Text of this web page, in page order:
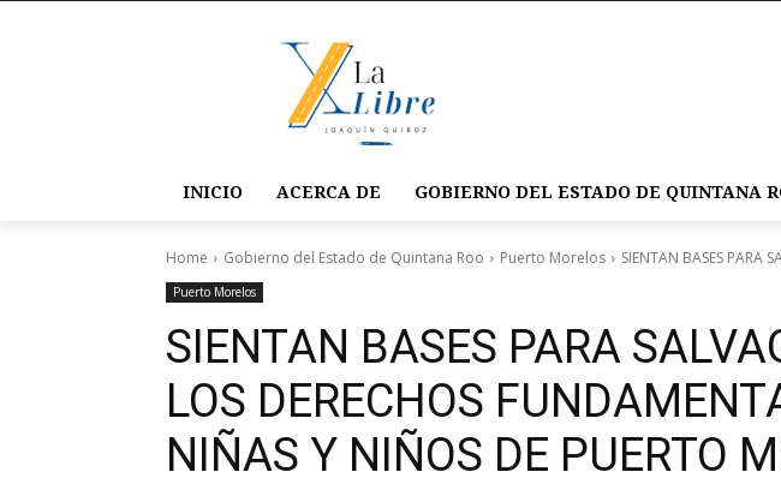
INICIO ACERCA DE GOBIERNO DEL ESTADO DE QUINTANA
Home Gobierno del Estado de Quintana Roo Puerto Morelos SIENTAN BASES PARA
Puerto Morelos
SIENTAN BASES PARA
LOS DERECHOS
NIÑAS Y NIÑOS DE PUERTO